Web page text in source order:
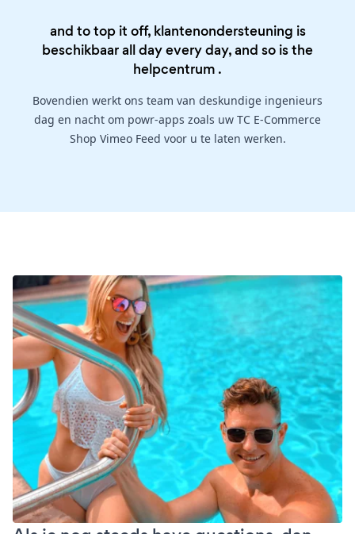
and to top it off, klantenondersteuning is
beschikbaar all day every day, and so is the
helpcentrum .
Bovendien werkt ons team van deskundige ingenieurs
dag en nacht om powr-apps zoals uw TC E-Commerce
Shop Vimeo Feed voor u te laten werken.